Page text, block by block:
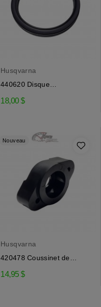
Husqvarna
440620 Disque
18,00 $
Nouveau
Husqvarna
420478 Coussinet de
14,95 $